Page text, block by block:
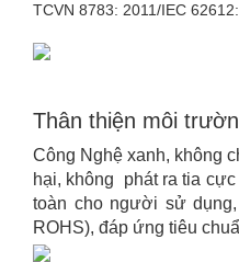
TCVN 8783: 2011/IEC
Thân thiện môi
Công Nghệ xanh, không
hại, không phát ra tia
toàn cho người sử
ROHS), đáp ứng tiêu